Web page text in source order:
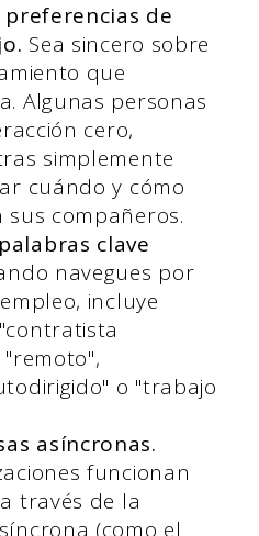
de
Sea sincero sobre
que
Algunas personas
cero,
simplemente
cuándo y cómo
compañeros.
clave
navegues por
incluye
o "trabajo
asíncronas.
funcionan
través de la
(como el